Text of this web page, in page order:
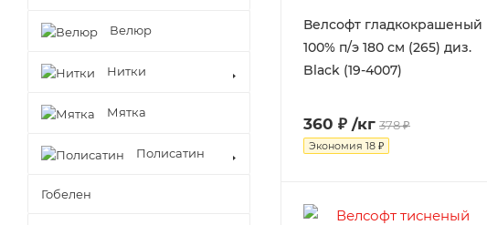
Велсофт гладкокрашеный
100% п/э 180 см (265) диз.
Black (19-4007)
360 ₽ /кг 378 ₽
Экономия 18 ₽
Велюр
Нитки
Мятка
Полисатин
Гобелен